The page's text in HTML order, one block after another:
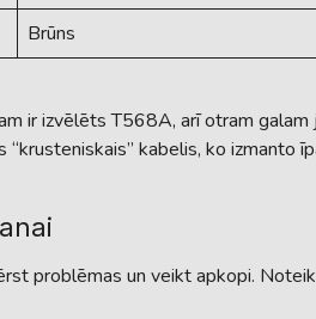
Brūns
ir izvēlēts T568A, arī otram
kabelis, ko izmanto
problēmas un veikt apkopi.